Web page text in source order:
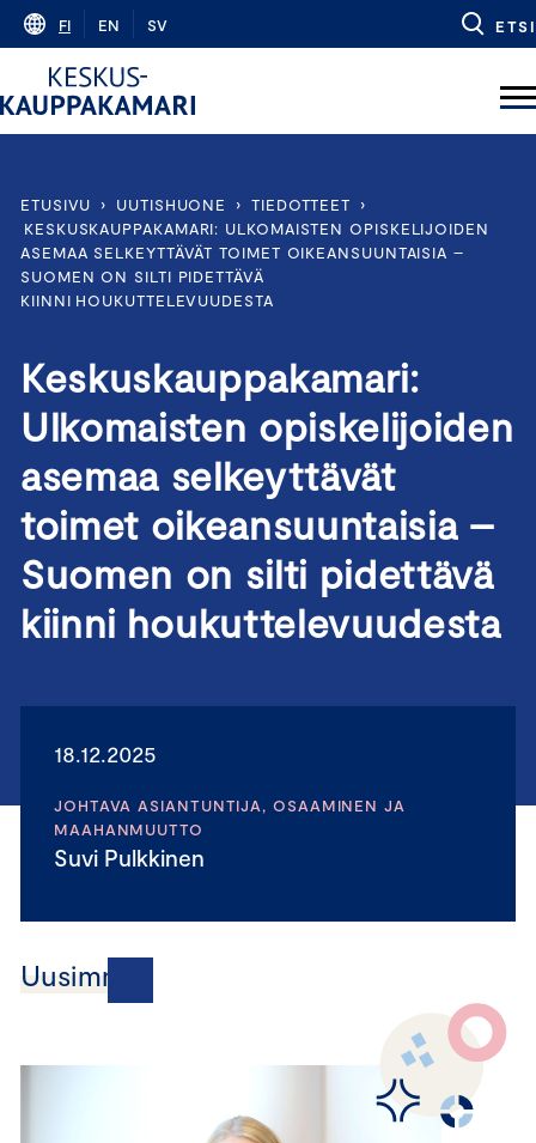
Skip
content
FI EN SV ETSI
ETUSIVU › UUTISHUONE › TIEDOTTEET
›
KESKUSKAUPPAKAMARI: ULKOMAISTEN OPISKELIJOIDEN
ASEMAA SELKEYTTÄVÄT TOIMET OIKEANSUUNTAISIA –
SUOMEN ON SILTI PIDETTÄVÄ
KIINNI HOUKUTTELEVUUDESTA
Keskuskauppakamari:
Ulkomaisten opiskelijoiden
asemaa selkeyttävät
toimet oikeansuuntaisia –
Suomen on silti pidettävä
kiinni houkuttelevuudesta
18.12.2025
JOHTAVA ASIANTUNTIJA, OSAAMINEN JA
MAAHANMUUTTO
Suvi Pulkkinen
Uusimmat